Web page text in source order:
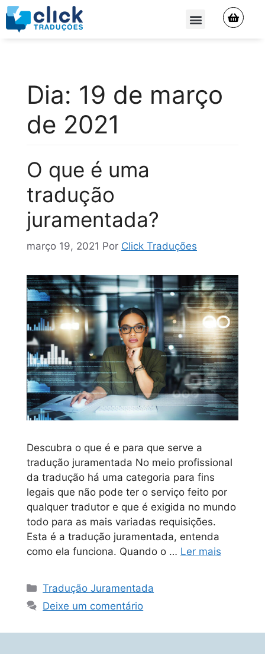
Dia: 19 de março
de 2021
O que é uma
tradução
juramentada?
março 19, 2021 Por Click Traduções
Descubra o que é e para que serve a
tradução juramentada No meio profissional
da tradução há uma categoria para fins
legais que não pode ter o serviço feito por
qualquer tradutor e que é exigida no mundo
todo para as mais variadas requisições.
Esta é a tradução juramentada, entenda
como ela funciona. Quando o … Ler mais
Tradução Juramentada
Deixe um comentário